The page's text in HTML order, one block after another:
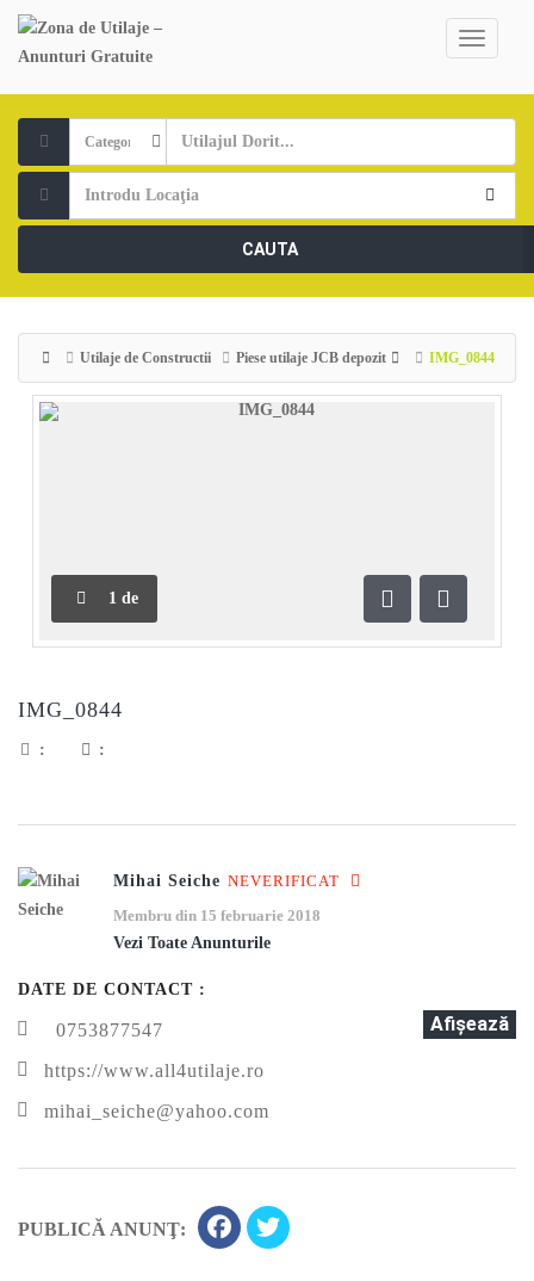
CAUTA
Utilaje de Constructii Piese utilaje JCB depozit IMG_0844
1 de
Anterioară
IMG_0844
: :
Mihai Seiche NEVERIFICAT
Membru din 15 februarie 2018
Vezi Toate Anunturile
DATE DE CONTACT :
0753877547 Afişează
https://www.all4utilaje.ro
mihai_seiche@yahoo.com
PUBLICĂ ANUNŢ: